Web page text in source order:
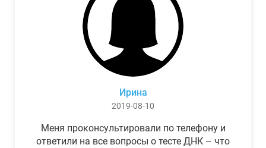
Ирина
2019-08-10
Меня проконсультировали по телефону и
ответили на все вопросы о тесте ДНК – что